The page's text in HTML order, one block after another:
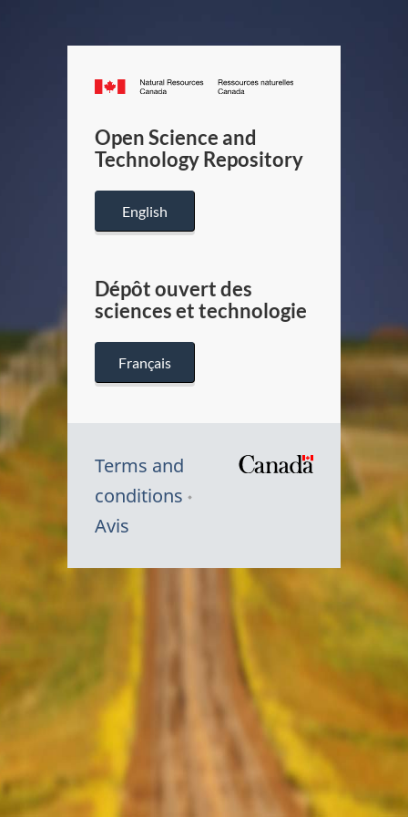
Canada.ca
/
Canada
Open Science and
Technology Repository
English
Dépôt ouvert des
sciences et technologie
Français
Terms and
conditions
Avis
Symbole
Canada